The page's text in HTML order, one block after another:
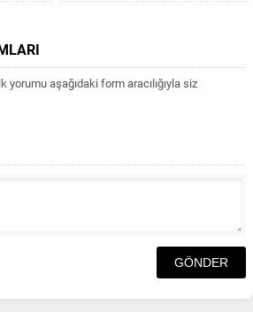
yorumu aşağıdaki form aracılığıyla siz